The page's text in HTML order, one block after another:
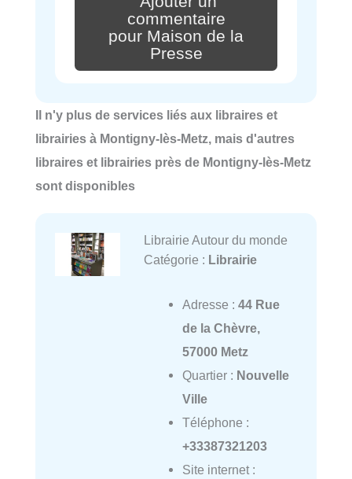
commentaire
pour Maison de la
Presse
Il n'y plus de services liés aux libraires et
librairies à Montigny-lès-Metz, mais d'autres
libraires et librairies près de Montigny-lès-Metz
sont disponibles
Librairie Autour du monde
Catégorie : Librairie
Adresse : 44 Rue
de la Chèvre,
57000 Metz
Quartier : Nouvelle
Ville
Téléphone :
+33387321203
Site internet :